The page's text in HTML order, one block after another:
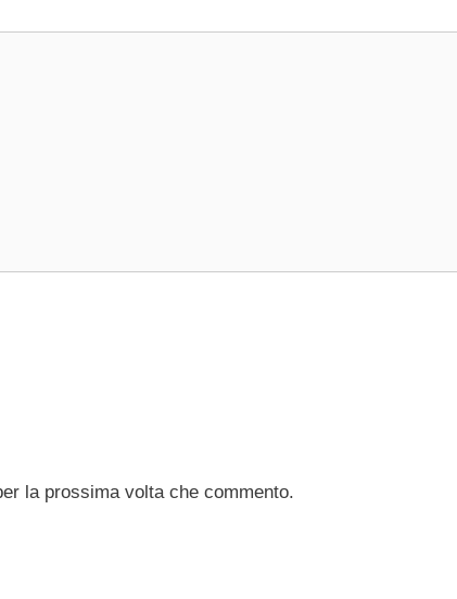
la prossima volta che commento.